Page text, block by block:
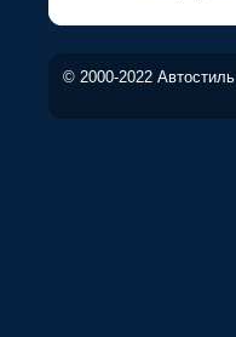
© 2000-2022 Автостиль